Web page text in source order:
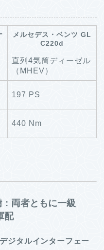
メルセデス・ベンツ GL
C220d
直列4気筒ディーゼル
（MHEV）
197 PS
440 Nm
両者ともに一級
配
ジタルインターフェー